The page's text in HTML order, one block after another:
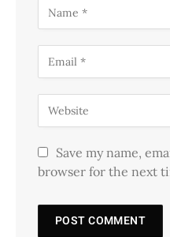
Save my name,
browser for the next